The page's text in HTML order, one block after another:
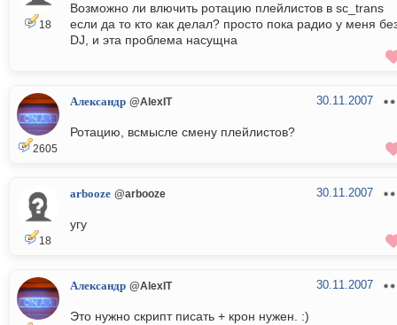
18
Возможно ли влючить ротацию плейлистов в sc_trans
если да то кто как делал? просто пока радио у меня
DJ, и эта проблема насущна
2605
Александр @AlexIT 30.11.2007
Ротацию, всмысле смену плейлистов?
18
arbooze @arbooze 30.11.2007
угу
Александр @AlexIT 30.11.2007
Это нужно скрипт писать + крон нужен. :)